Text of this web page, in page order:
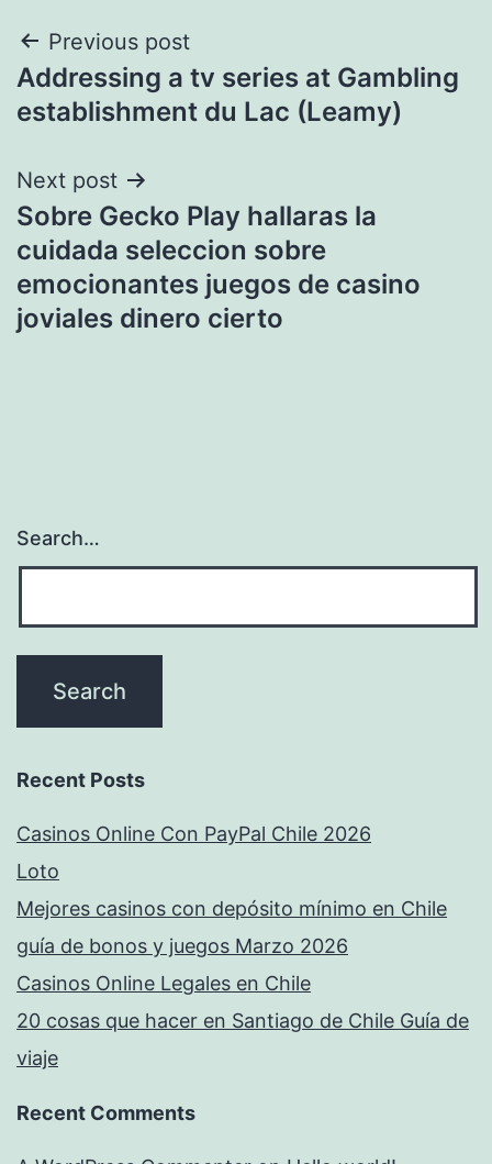
Post
navigation
Previous post
Addressing a tv series at Gambling
establishment du Lac (Leamy)
Next post
Sobre Gecko Play hallaras la
cuidada seleccion sobre
emocionantes juegos de casino
joviales dinero cierto
Search…
Recent Posts
Casinos Online Con PayPal Chile 2026
Loto
Mejores casinos con depósito mínimo en Chile
guía de bonos y juegos Marzo 2026
Casinos Online Legales en Chile
20 cosas que hacer en Santiago de Chile Guía de
viaje
Recent Comments